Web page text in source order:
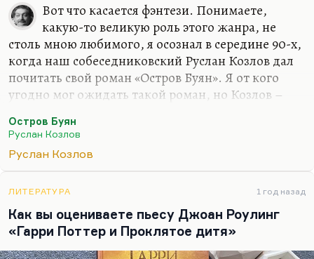
Вот что касается фэнтези. Понимаете,
какую-то великую роль этого жанра, не
столь мною любимого, я осознал в середине 90-х,
когда наш собеседниковский Руслан Козлов дал
почитать свой роман «Остров Буян». Я от кого
угодно мог ожидать такой роман, но Козлов –
редактировал «Смену» ленинградскую, он автор
первой публикации о «Митьках», он и открыл их
как течение. Он был автором первого ответа
принципами». Когда все замерли, думая, что это
произошел поворот в правительстве, а вот Козлов
взял и написал очень резкую и язвительную
статью «Не могу молчать».
Остров Буян
Руслан Козлов
Руслан Козлов
ЛИТЕРАТУРА 1 год назад
Как вы оцениваете пьесу Джоан Роулинг
«Гарри Поттер и Проклятое дитя»